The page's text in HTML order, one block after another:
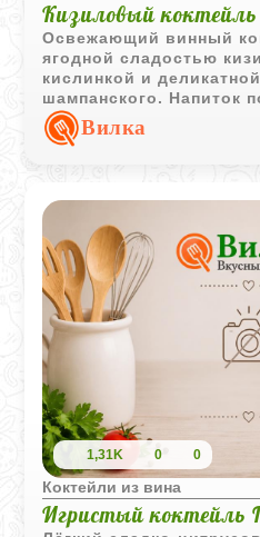
Кизиловый
Освежающий винный
ягодной сладостью
кислинкой и
шампанского. Напиток
ароматным и очень
Вилка
1,31K 0 0
Коктейли из вина
Игристый коктейль